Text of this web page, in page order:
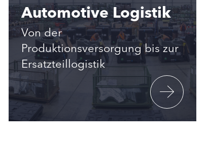
Automotive Logistik
Von der
Produktionsversorgung bis zur
Ersatzteillogistik